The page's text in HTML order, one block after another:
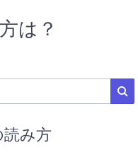
は？
読み方